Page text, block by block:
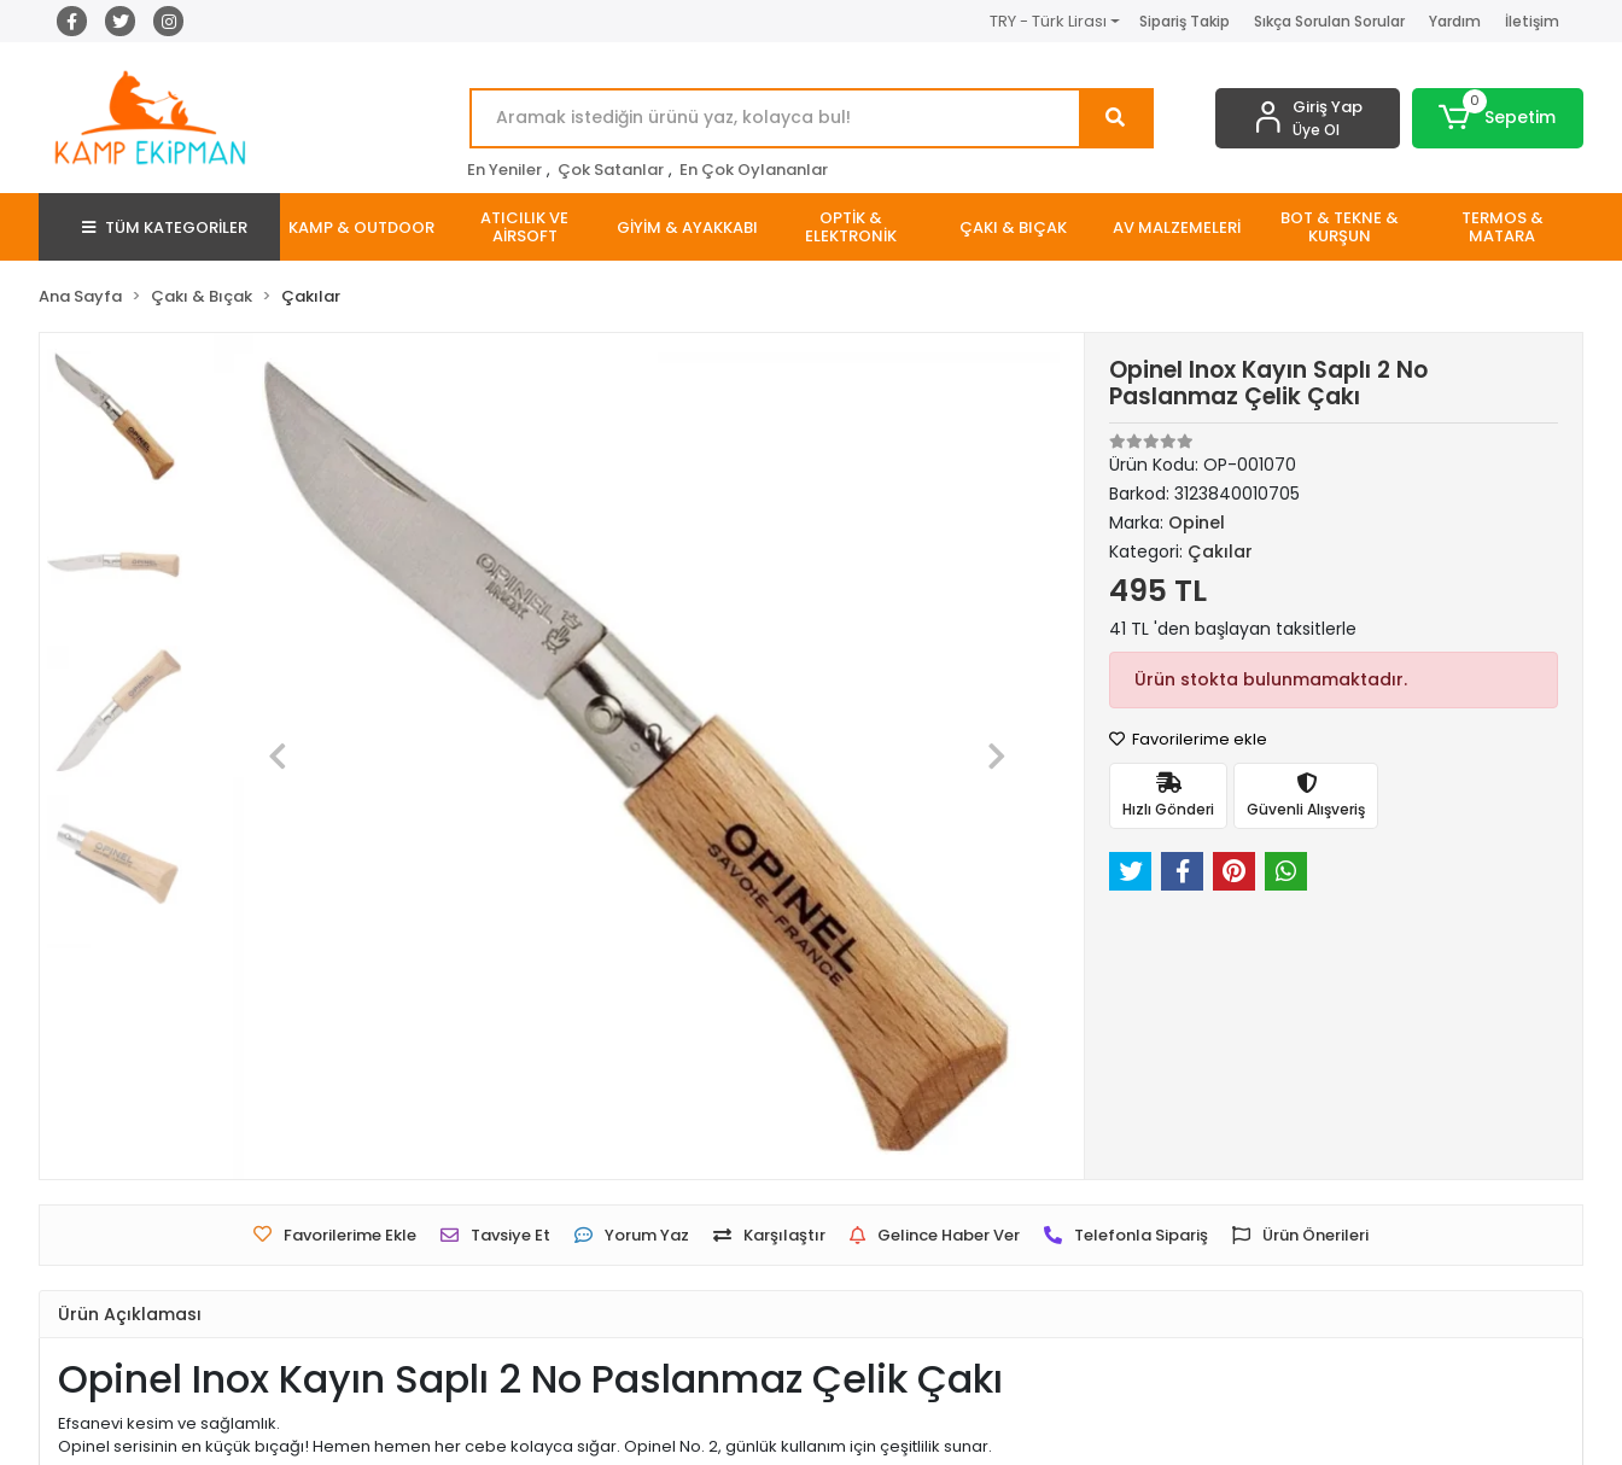
TRY - Türk Lirası Sipariş Takip Sıkça Sorulan Sorular Yardım İletişim
En Yeniler , Çok Satanlar , En Çok Oylananlar
Giriş Yap
Üye Ol
0
Sepetim
TÜM KATEGORİLER KAMP & OUTDOOR ATICILIK VE
AİRSOFT GİYİM & AYAKKABI OPTİK &
ELEKTRONİK ÇAKI & BIÇAK AV MALZEMELERİ BOT & TEKNE &
KURŞUN
TERMOS &
MATARA
Ana Sayfa Çakı & Bıçak Çakılar
Opinel Inox Kayın Saplı 2 No
Paslanmaz Çelik Çakı
Ürün Kodu:OP-001070
Barkod:3123840010705
Marka: Opinel
Kategori: Çakılar
495 TL
41 TL 'den başlayan taksitlerle
Ürün stokta bulunmamaktadır.
Favorilerime ekle
Hızlı Gönderi Güvenli Alışveriş
Favorilerime Ekle Tavsiye Et Yorum Yaz Karşılaştır Gelince Haber Ver Telefonla Sipariş Ürün Önerileri
Ürün Açıklaması
Opinel Inox Kayın Saplı 2 No Paslanmaz Çelik Çakı
Efsanevi kesim ve sağlamlık.
Opinel serisinin en küçük bıçağı! Hemen hemen her cebe kolayca sığar. Opinel No. 2, günlük kullanım için çeşitlilik sunar.